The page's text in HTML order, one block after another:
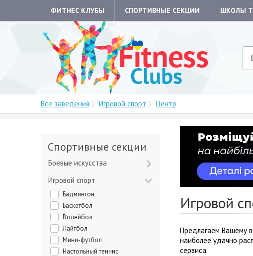
ФИТНЕС КЛУБЫ СПОРТИВНЫЕ СЕКЦИИ ШКОЛЫ
Все заведения Игровой спорт Центр
Игровой
Предлагаем Вашему
наиболее удачно
сервиса.
Спортивные секции
Боевые искусства
Игровой спорт
Бадминтон
Баскетбол
Волейбол
Лайтбол
Мини-футбол
Настольный теннис